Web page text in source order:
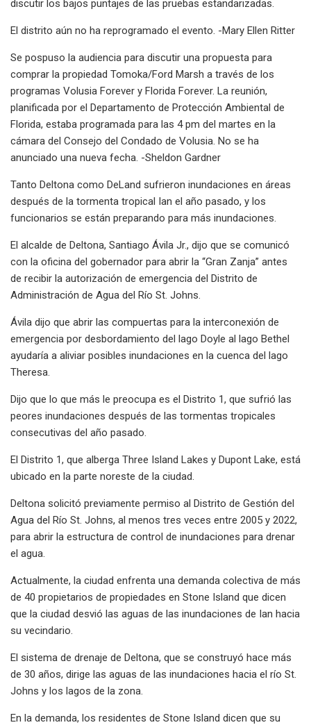
discutir los bajos puntajes de las pruebas estandarizadas.
El distrito aún no ha reprogramado el evento. -Mary Ellen Ritter
Se pospuso la audiencia para discutir una propuesta para
comprar la propiedad Tomoka/Ford Marsh a través de los
programas Volusia Forever y Florida Forever. La reunión,
planificada por el Departamento de Protección Ambiental de
Florida, estaba programada para las 4 pm del martes en la
cámara del Consejo del Condado de Volusia. No se ha
anunciado una nueva fecha. -Sheldon Gardner
Tanto Deltona como DeLand sufrieron inundaciones en áreas
después de la tormenta tropical Ian el año pasado, y los
funcionarios se están preparando para más inundaciones.
El alcalde de Deltona, Santiago Ávila Jr., dijo que se comunicó
con la oficina del gobernador para abrir la “Gran Zanja” antes
de recibir la autorización de emergencia del Distrito de
Administración de Agua del Río St. Johns.
Ávila dijo que abrir las compuertas para la interconexión de
emergencia por desbordamiento del lago Doyle al lago Bethel
ayudaría a aliviar posibles inundaciones en la cuenca del lago
Theresa.
Dijo que lo que más le preocupa es el Distrito 1, que sufrió las
peores inundaciones después de las tormentas tropicales
consecutivas del año pasado.
El Distrito 1, que alberga Three Island Lakes y Dupont Lake, está
ubicado en la parte noreste de la ciudad.
Deltona solicitó previamente permiso al Distrito de Gestión del
Agua del Río St. Johns, al menos tres veces entre 2005 y 2022,
para abrir la estructura de control de inundaciones para drenar
el agua.
Actualmente, la ciudad enfrenta una demanda colectiva de más
de 40 propietarios de propiedades en Stone Island que dicen
que la ciudad desvió las aguas de las inundaciones de Ian hacia
su vecindario.
El sistema de drenaje de Deltona, que se construyó hace más
de 30 años, dirige las aguas de las inundaciones hacia el río St.
Johns y los lagos de la zona.
En la demanda, los residentes de Stone Island dicen que su